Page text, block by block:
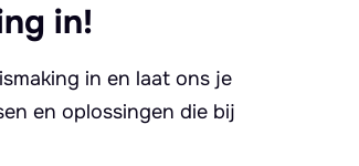
in!
in en laat ons je
en oplossingen die bij